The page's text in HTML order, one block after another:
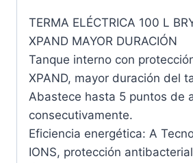
TERMA ELÉCTRICA 100 L
XPAND MAYOR DURACIÓN
Tanque interno con
XPAND, mayor duración del
Abastece hasta 5 puntos de
consecutivamente.
Eficiencia energética: A
IONS, protección